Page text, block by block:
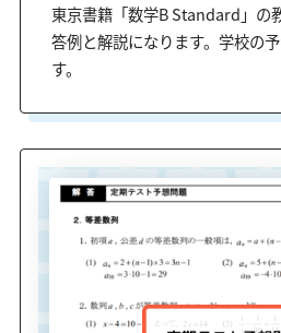
東京書籍「数学B Standard」の
答例と解説になります。学校の
す。